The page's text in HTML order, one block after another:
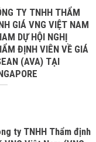
TY TNHH THẨM
GIÁ VNG VIỆT NAM
DỰ HỘI NGHỊ
ĐỊNH VIÊN VỀ GIÁ
(AVA) TẠI
ty TNHH Thẩm định